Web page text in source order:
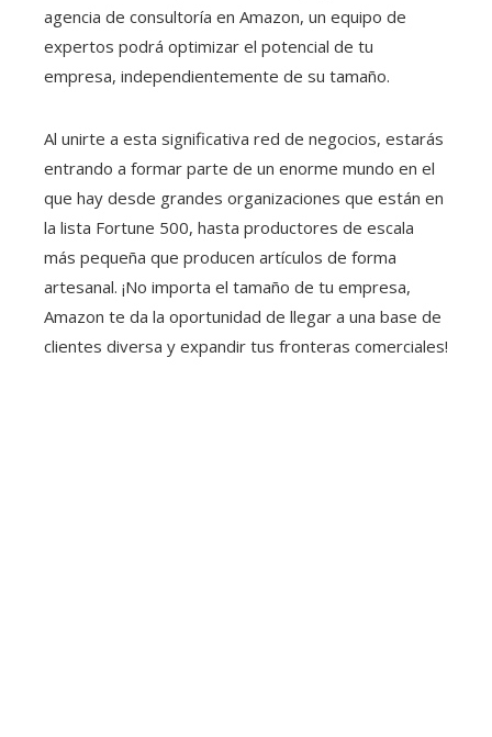
agencia de consultoría en Amazon, un equipo de
expertos podrá optimizar el potencial de tu
empresa, independientemente de su tamaño.
Al unirte a esta significativa red de negocios, estarás
entrando a formar parte de un enorme mundo en el
que hay desde grandes organizaciones que están en
la lista Fortune 500, hasta productores de escala
más pequeña que producen artículos de forma
artesanal. ¡No importa el tamaño de tu empresa,
Amazon te da la oportunidad de llegar a una base de
clientes diversa y expandir tus fronteras comerciales!